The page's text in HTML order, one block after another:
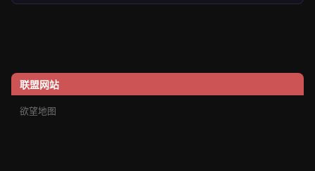
联盟网站
欲望地图